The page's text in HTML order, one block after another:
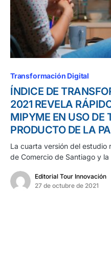
Transformación Digital
ÍNDICE DE
2021 REVELA
MIPYME EN USO DE
PRODUCTO DE LA
La cuarta versión del estudio
de Comercio de Santiago y
Editorial Tour Innovación
27 de octubre de 2021